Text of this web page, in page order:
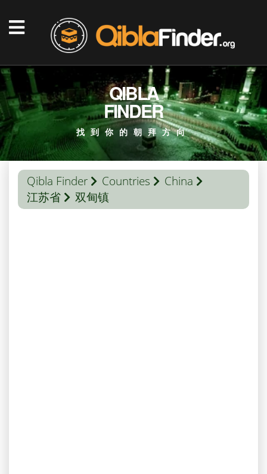
QIBLA
FINDER
找到你的朝拜方向
Qibla Finder Countries
China
江苏省
双甸镇